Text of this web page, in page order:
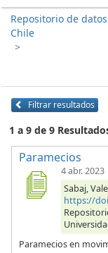
Repositorio de
Chile
>
Filtrar resultados
1 a 9 de 9
Paramecios
4 abr. 2023
Sabaj,
https://
Paramecios en